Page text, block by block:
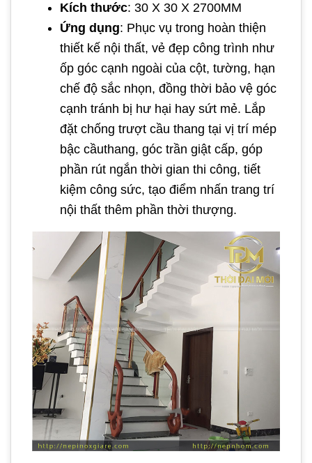
Kích thước: 30 X 30 X 2700MM
Ứng dụng: Phục vụ trong hoàn thiện
thiết kế nội thất, vẻ đẹp công trình như
ốp góc cạnh ngoài của cột, tường, hạn
chế độ sắc nhọn, đồng thời bảo vệ góc
cạnh tránh bị hư hại hay sứt mẻ. Lắp
đặt chống trượt cầu thang tại vị trí mép
bậc cầuthang, góc trần giật cấp, góp
phần rút ngắn thời gian thi công, tiết
kiệm công sức, tạo điểm nhấn trang trí
nội thất thêm phần thời thượng.